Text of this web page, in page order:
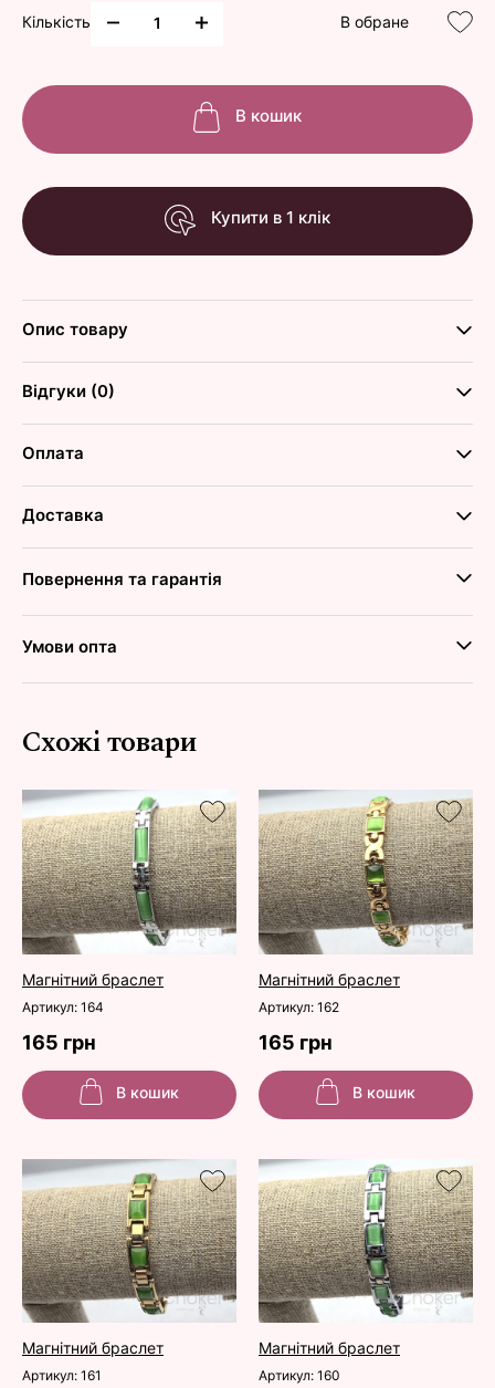
Кількість В обране
В кошик
Купити в 1 клік
Опис товару
Відгуки (0)
Оплата
Доставка
Повернення та гарантія
Умови опта
Схожі товари
Магнітний браслет Магнітний браслет
Артикул: 164 Артикул: 162
165 грн 165 грн
В кошик В кошик
Магнітний браслет Магнітний браслет
Артикул: 161 Артикул: 160